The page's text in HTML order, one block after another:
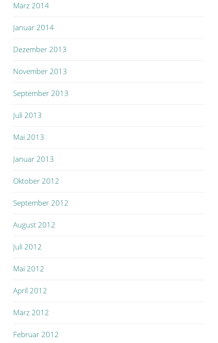
März 2014
Januar 2014
Dezember 2013
November 2013
September 2013
Juli 2013
Mai 2013
Januar 2013
Oktober 2012
September 2012
August 2012
Juli 2012
Mai 2012
April 2012
März 2012
Februar 2012